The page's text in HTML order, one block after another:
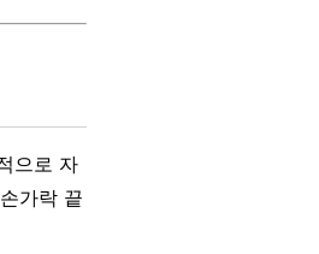
으로 자
가락 끝